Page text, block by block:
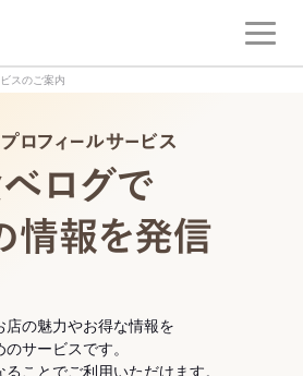
スのご案内
店の魅力やお得な情報を
サービスです。
ことでご利用いただけます。